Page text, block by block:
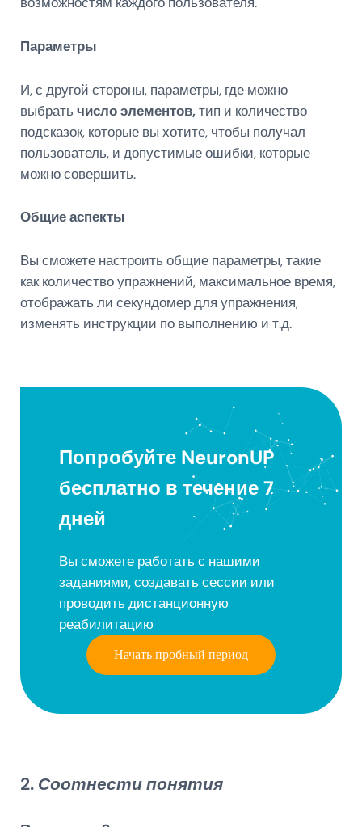
Параметры
И, с другой стороны, параметры, где можно
выбрать число элементов,тип и количество
подсказок, которые вы хотите, чтобы получал
пользователь, и допустимые ошибки, которые
можно совершить.
Общие аспекты
Вы сможете настроить общие параметры, такие
как количество упражнений, максимальное время,
отображать ли секундомердля упражнения,
изменять инструкции по выполнению и т.д.
Попробуйте NeuronUP
бесплатно в течение 7
дней
Вы сможете работать с нашими
заданиями, создавать сессии или
проводить дистанционную
реабилитацию
Начать пробный период
2. Соотнести понятия